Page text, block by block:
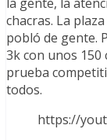
chacras. La
pobló de gente.
3k con unos
prueba
todos.
https://